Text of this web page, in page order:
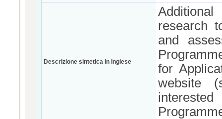
Descrizione sintetica in inglese
research
and
for
website